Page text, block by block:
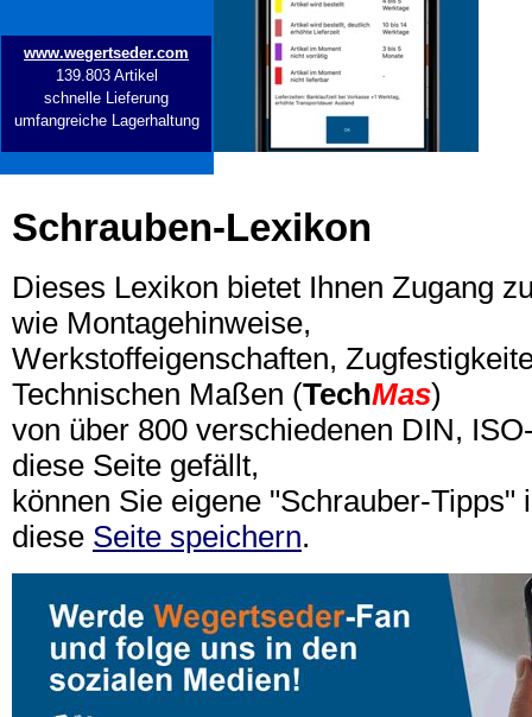
www.wegertseder.com
139.803 Artikel
schnelle Lieferung
umfangreiche Lagerhaltung
Schrauben-Lexikon
Dieses Lexikon bietet Ihnen Zugang
wie Montagehinweise,
Werkstoffeigenschaften,
Technischen Maßen (TechMas)
von über 800 verschiedenen DIN,
diese Seite gefällt,
können Sie eigene "Schrauber-Tipps"
diese Seite speichern.